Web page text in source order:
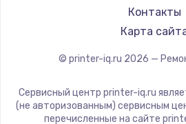
1240 руб.
Заказать
Прошивка
1450 руб.
Контакты
Карта
© printer-iq.ru 2026 —
Сервисный центр printer-iq.ru
(не авторизованным) сервисным
перечисленные на сайте